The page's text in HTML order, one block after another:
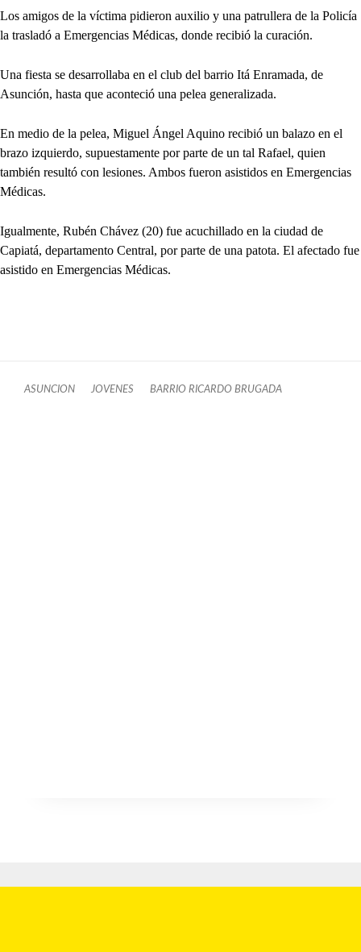
Los amigos de la víctima pidieron auxilio y una patrullera de la Policía
la trasladó a Emergencias Médicas, donde recibió la curación.
Una fiesta se desarrollaba en el club del barrio Itá Enramada, de
Asunción, hasta que aconteció una pelea generalizada.
En medio de la pelea, Miguel Ángel Aquino recibió un balazo en el
brazo izquierdo, supuestamente por parte de un tal Rafael, quien
también resultó con lesiones. Ambos fueron asistidos en Emergencias
Médicas.
Igualmente, Rubén Chávez (20) fue acuchillado en la ciudad de
Capiatá, departamento Central, por parte de una patota. El afectado fue
asistido en Emergencias Médicas.
ASUNCION JOVENES BARRIO RICARDO BRUGADA